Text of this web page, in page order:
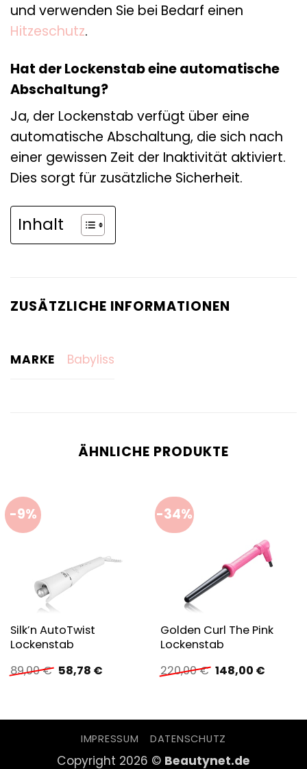
und verwenden Sie bei Bedarf einen
Hitzeschutz.
Hat der Lockenstab eine automatische
Abschaltung?
Ja, der Lockenstab verfügt über eine
automatische Abschaltung, die sich nach
einer gewissen Zeit der Inaktivität aktiviert.
Dies sorgt für zusätzliche Sicherheit.
Inhalt
ZUSÄTZLICHE INFORMATIONEN
MARKE Babyliss
ÄHNLICHE PRODUKTE
-9%
Silk’n AutoTwist
Lockenstab
89,00€ Ursprünglicher
Preis
58,78 €Aktueller
-34%
Golden Curl The Pink
Lockenstab
220,00€ Ursprünglicher
Preis
148,00 €
IMPRESSUM DATENSCHUTZ
Copyright 2026 © Beautynet.de